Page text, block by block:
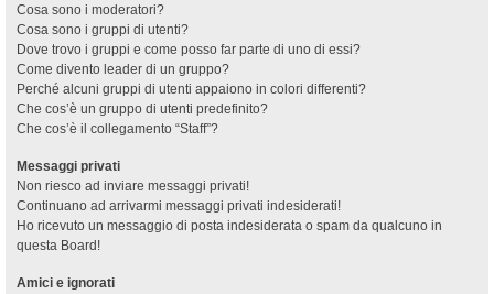
Cosa sono i moderatori?
Cosa sono i gruppi di utenti?
Dove trovo i gruppi e come posso far parte di uno di essi?
Come divento leader di un gruppo?
Perché alcuni gruppi di utenti appaiono in colori differenti?
Che cos’è un gruppo di utenti predefinito?
Che cos’è il collegamento “Staff”?
Messaggi privati
Non riesco ad inviare messaggi privati!
Continuano ad arrivarmi messaggi privati indesiderati!
Ho ricevuto un messaggio di posta indesiderata o spam da qualcuno in
questa Board!
Amici e ignorati